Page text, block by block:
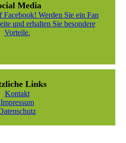
Media
Facebook! Werden Sie ein Fan
und erhalten Sie besondere
Vorteile.
Links
Kontakt
Impressum